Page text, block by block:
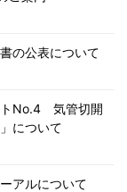
の公表について
トNo.4 気管切開
について
アルについて